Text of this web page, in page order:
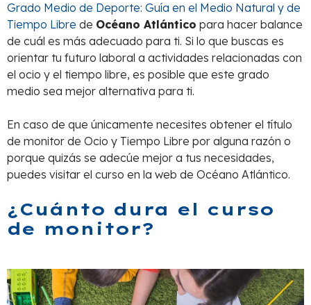
Grado Medio de Deporte: Guía en el Medio Natural y de
Tiempo Libre de Océano Atlántico para hacer balance
de cuál es más adecuado para ti. Si lo que buscas es
orientar tu futuro laboral a actividades relacionadas con
el ocio y el tiempo libre, es posible que este grado
medio sea mejor alternativa para ti.
En caso de que únicamente necesites obtener el título
de monitor de Ocio y Tiempo Libre por alguna razón o
porque quizás se adecúe mejor a tus necesidades,
puedes visitar el curso en la web de Océano Atlántico.
¿Cuánto dura el curso
de monitor?